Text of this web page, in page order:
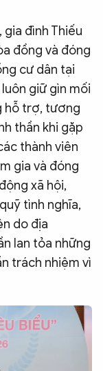
gia đình Thiếu
đồng và đóng
cư dân tại
giữ gìn mối
hỗ trợ, tương
thần khi gặp
thành viên
gia và đóng
xã hội,
tình nghĩa,
do địa
lan tỏa những
trách nhiệm vì